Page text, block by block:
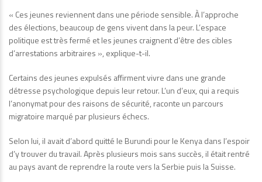
« Ces jeunes reviennent dans une période sensible. À l’approche
des élections, beaucoup de gens vivent dans la peur. L’espace
politique est très fermé et les jeunes craignent d’être des cibles
d’arrestations arbitraires », explique-t-il.
Certains des jeunes expulsés affirment vivre dans une grande
détresse psychologique depuis leur retour. L’un d’eux, qui a requis
l’anonymat pour des raisons de sécurité, raconte un parcours
migratoire marqué par plusieurs échecs.
Selon lui, il avait d’abord quitté le Burundi pour le Kenya dans l’espoir
d’y trouver du travail. Après plusieurs mois sans succès, il était rentré
au pays avant de reprendre la route vers la Serbie puis la Suisse.